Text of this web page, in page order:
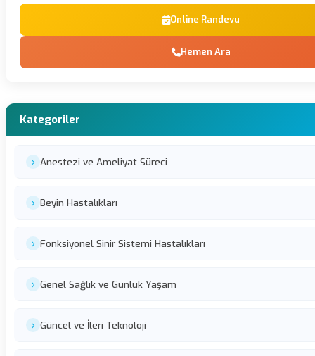
Online Randevu
Hemen Ara
Kategoriler
Anestezi ve Ameliyat Süreci
Beyin Hastalıkları
Fonksiyonel Sinir Sistemi Hastalıkları
Genel Sağlık ve Günlük Yaşam
Güncel ve İleri Teknoloji